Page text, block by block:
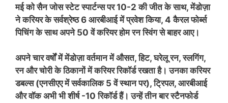
मई को सैन जोस स्टेट स्पार्टन्स पर 10-2 की जीत के साथ, मेंडोज़ा
ने करियर के सर्वश्रेष्ठ 6 आरबीआई में प्रवेश किया, 4 कैरल फोर्ब्स
पिचिंग के साथ अपने 50 वें करियर होम रन स्विंग से बाहर आए।
अपने चार वर्षों में मेंडोज़ा वर्तमान में औसत, हिट, घरेलू रन, स्लगिंग,
रन और चोरी के ठिकानों में करियर रिकॉर्ड रखता है। उनका करियर
डबल्स (एनसीएए में सर्वकालिक 5 वें स्थान पर), ट्रिपल, आरबीआई
और वॉक अभी भी शीर्ष -10 रिकॉर्ड हैं। उन्हें तीन बार स्टैनफोर्ड